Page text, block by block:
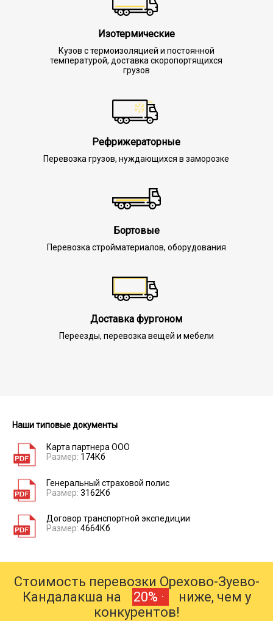
Изотермические
Кузов с термоизоляцией и постоянной
температурой, доставка скоропортящихся
грузов
Рефрижераторные
Перевозка грузов, нуждающихся в заморозке
Бортовые
Перевозка стройматериалов, оборудования
Доставка фургоном
Переезды, перевозка вещей и мебели
Наши типовые документы
Карта партнера ООО
Размер: 174Кб
Генеральный страховой полис
Размер: 3162Кб
Договор транспортной экспедиции
Размер: 4664Кб
Стоимость перевозки Орехово-Зуево-
Кандалакша на
20% ·
ниже, чем у
конкурентов!